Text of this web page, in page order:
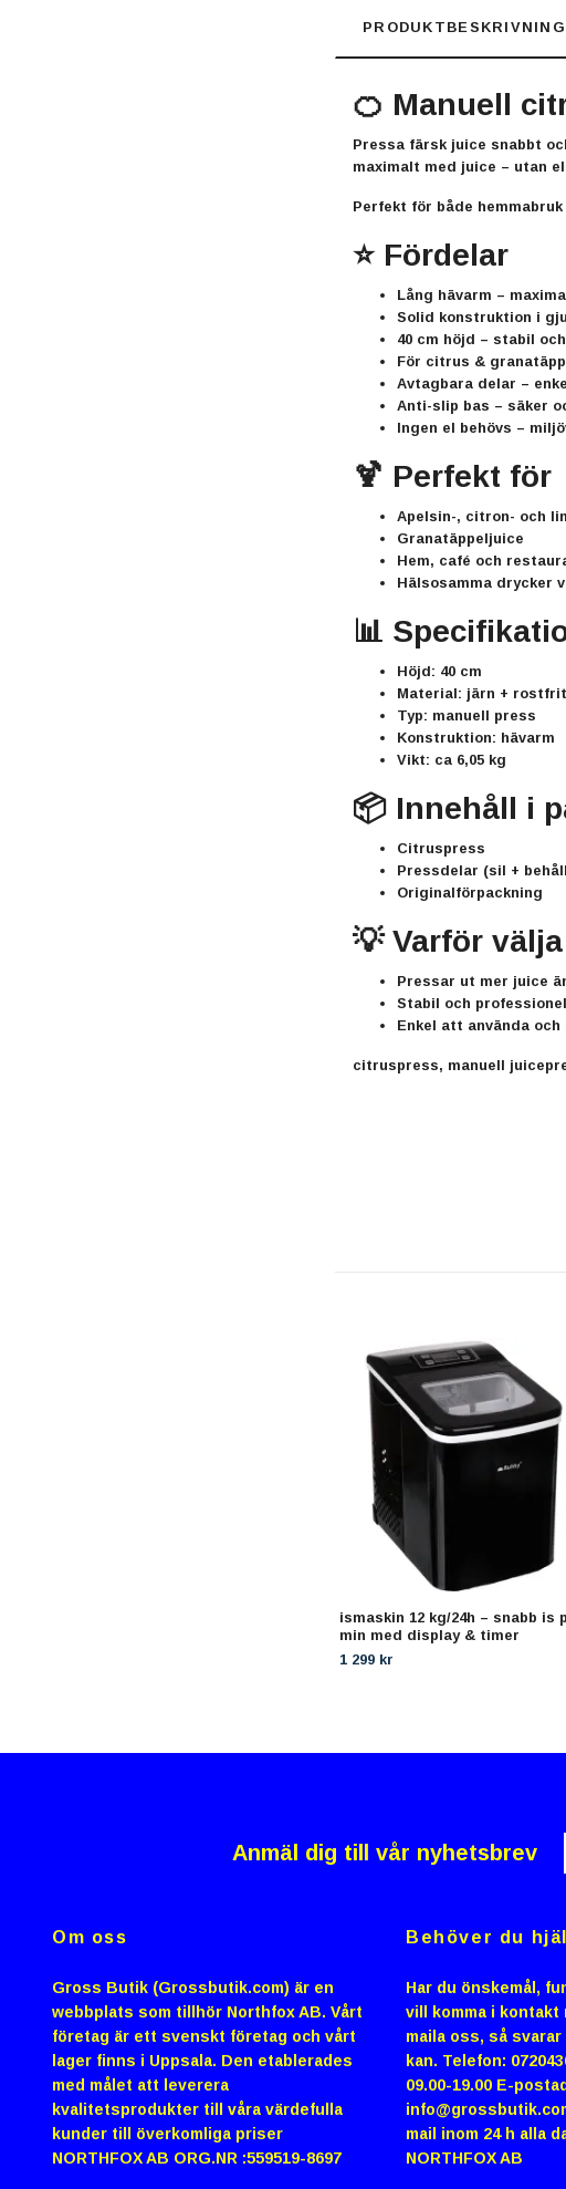
PRODUKTBESKRIVNING
🍊 Manuell
Pressa färsk juice snabbt
maximalt med juice – utan
Perfekt för både
⭐ Fördelar
Lång hävarm –
Solid konstruktion i
40 cm höjd – stabil
För citrus &
Avtagbara delar –
Anti-slip bas – säker
Ingen el behövs –
🍹 Perfekt för
Apelsin-, citron- och
Granatäppeljuice
Hem, café och
Hälsosamma drycker
📊
Höjd: 40 cm
Material: järn +
Typ: manuell press
Konstruktion: hävarm
Vikt: ca 6,05 kg
📦 Innehåll i
Citruspress
Pressdelar (sil +
Originalförpackning
💡 Varför
Pressar ut mer juice
Stabil och
Enkel att använda och
citruspress, manuell
ismaskin 12 kg/24h – snabb is
min med display & timer
1 299 kr
Anmäl dig till vår nyhetsbrev
Om oss
Gross Butik (Grossbutik.com) är en
webbplats som tillhör Northfox AB. Vårt
företag är ett svenskt företag och vårt
lager finns i Uppsala. Den etablerades
med målet att leverera
kvalitetsprodukter till våra värdefulla
kunder till överkomliga priser
NORTHFOX AB ORG.NR :559519-8697
Behöver du
Har du önskemål,
vill komma i
maila oss, så
kan. Telefon:
09.00-19.00 E-
mail inom 24 h alla
NORTHFOX AB